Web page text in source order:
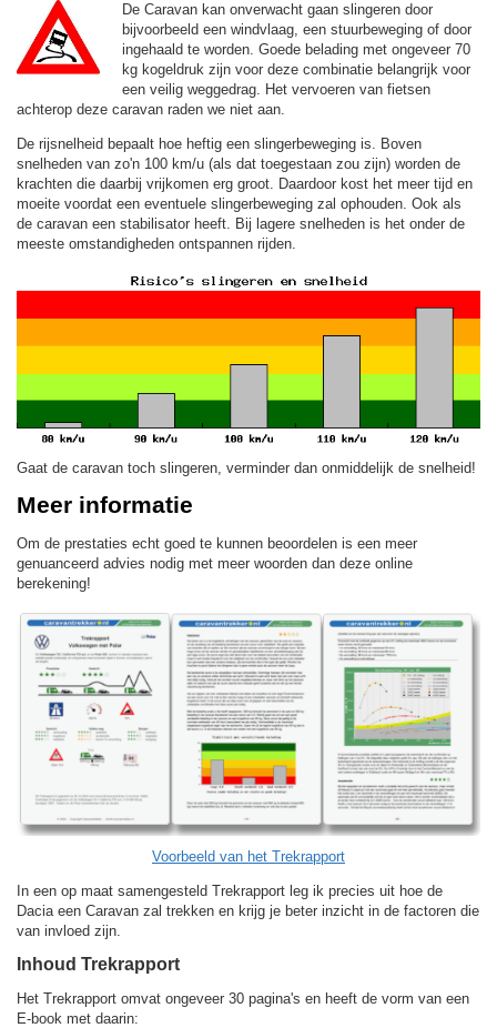
De Caravan kan onverwacht gaan slingeren door
bijvoorbeeld een windvlaag, een stuurbeweging of door
ingehaald te worden. Goede belading met ongeveer 70
kg kogeldruk zijn voor deze combinatie belangrijk voor
een veilig weggedrag. Het vervoeren van fietsen
achterop deze caravan raden we niet aan.
De rijsnelheid bepaalt hoe heftig een slingerbeweging is. Boven
snelheden van zo'n 100 km/u (als dat toegestaan zou zijn) worden de
krachten die daarbij vrijkomen erg groot. Daardoor kost het meer tijd en
moeite voordat een eventuele slingerbeweging zal ophouden. Ook als
de caravan een stabilisator heeft. Bij lagere snelheden is het onder de
meeste omstandigheden ontspannen rijden.
Gaat de caravan toch slingeren, verminder dan onmiddelijk de snelheid!
Meer informatie
Om de prestaties echt goed te kunnen beoordelen is een meer
genuanceerd advies nodig met meer woorden dan deze online
berekening!
Voorbeeld van het Trekrapport
In een op maat samengesteld Trekrapport leg ik precies uit hoe de
Dacia een Caravan zal trekken en krijg je beter inzicht in de factoren die
van invloed zijn.
Inhoud Trekrapport
Het Trekrapport omvat ongeveer 30 pagina's en heeft de vorm van een
E-book met daarin: